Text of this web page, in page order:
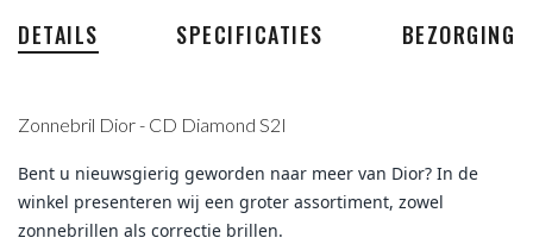
DETAILS SPECIFICATIES BEZORGING
Zonnebril Dior - CD Diamond S2I
Bent u nieuwsgierig geworden naar meer van Dior? In de
winkel presenteren wij een groter assortiment, zowel
zonnebrillen als correctie brillen.